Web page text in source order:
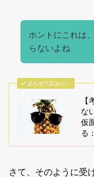
ホントにこれは
らないよね
あわせて読みたい
な
仮
る
さて、そのように受